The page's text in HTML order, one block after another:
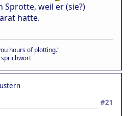
Sprotte, weil er (sie?)
hatte.
hours of plotting."
#21